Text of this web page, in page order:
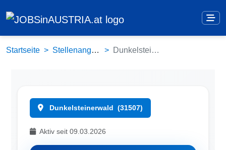
Startseite Stellenangebote Dunkelsteinerwald (31507)
Dunkelsteinerwald (31507)
Aktiv seit 09.03.2026